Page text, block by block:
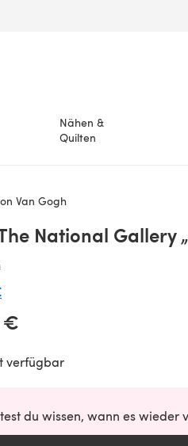
Nähen &
Quilten
Van Gogh
National Gallery
€
verfügbar
du wissen, wann es wieder